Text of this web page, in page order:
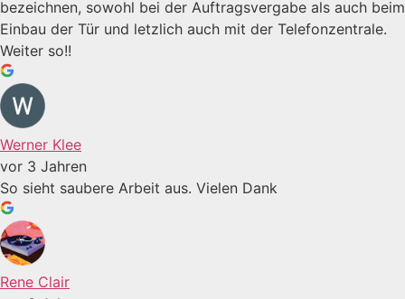
bezeichnen, sowohl bei der Auftragsvergabe als auch beim
Einbau der Tür und letzlich auch mit der Telefonzentrale.
Weiter so!!
Werner Klee
vor 3 Jahren
So sieht saubere Arbeit aus. Vielen Dank
Rene Clair